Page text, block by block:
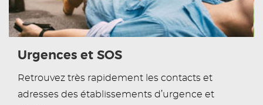
Urgences et SOS
Retrouvez très rapidement les contacts et
adresses des établissements d’urgence et